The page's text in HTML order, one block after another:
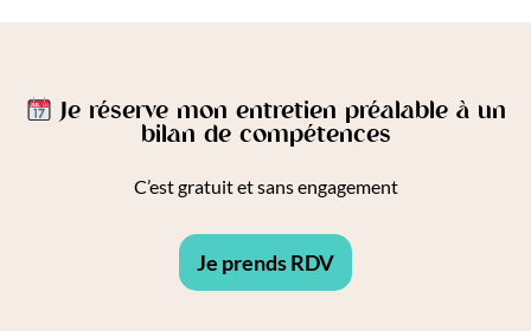
Je réserve mon entretien préalable à un
bilan de compétences
C’est gratuit et sans engagement
Je prends RDV